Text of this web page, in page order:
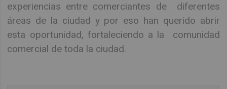
experiencias entre comerciantes de diferentes
áreas de la ciudad y por eso han querido abrir
esta oportunidad, fortaleciendo a la comunidad
comercial de toda la ciudad.